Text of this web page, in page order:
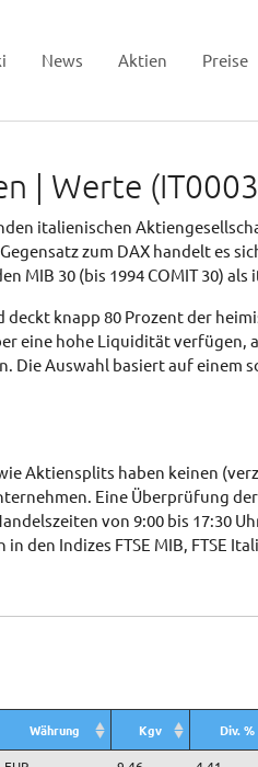
News Aktien Preise
| Werte
italienischen
zum DAX handelt es
MIB 30 (bis 1994 COMIT 30)
knapp 80 Prozent der
eine hohe Liquidität verfügen,
Auswahl basiert auf einem
Aktiensplits haben keinen
Eine Überprüfung der
von 9:00 bis 17:30
Indizes FTSE MIB, FTSE
Währung Kgv Div. %
Kgv Div. %